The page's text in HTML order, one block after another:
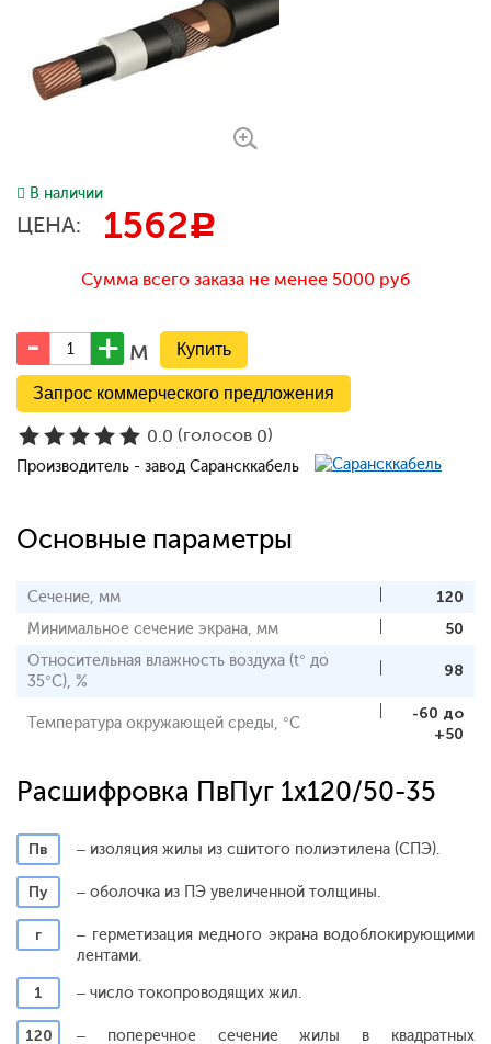
В наличии
ЦЕНА: 1562c
Сумма всего заказа не менее 5000 руб
м
Запрос коммерческого предложения
0.0 (голосов 0)
Производитель - завод Сарансккабель
Основные параметры
Сечение, мм
120
Минимальное сечение экрана, мм
50
Относительная влажность воздуха (t° до
35°С), %
98
Температура окружающей среды, °С
-60 до
+50
Расшифровка ПвПуг 1x120/50-35
Пв – изоляция жилы из сшитого полиэтилена (СПЭ).
Пу – оболочка из ПЭ увеличенной толщины.
г
– герметизация медного экрана водоблокирующими
лентами.
1
– число токопроводящих жил.
120
– поперечное сечение жилы в квадратных